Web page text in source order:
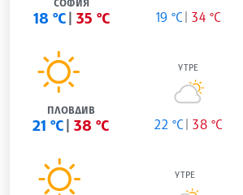
СОФИЯ
18 °C 35 °C 19 °C 34 °C
ПЛОВДИВ
21 °C 38 °C
УТРЕ
22 °C 38 °C
УТРЕ